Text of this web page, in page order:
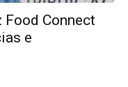
Food Connect
e